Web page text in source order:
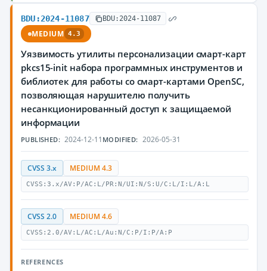
BDU:2024-11087 BDU:2024-11087
MEDIUM 4.3
Уязвимость утилиты персонализации смарт-карт
pkcs15-init набора программных инструментов и
библиотек для работы со смарт-картами OpenSC,
позволяющая нарушителю получить
несанкционированный доступ к защищаемой
информации
PUBLISHED: 2024-12-11 MODIFIED: 2026-05-31
CVSS 3.x MEDIUM 4.3
CVSS:3.x/AV:P/AC:L/PR:N/UI:N/S:U/C:L/I:L/A:L
CVSS 2.0 MEDIUM 4.6
CVSS:2.0/AV:L/AC:L/Au:N/C:P/I:P/A:P
REFERENCES